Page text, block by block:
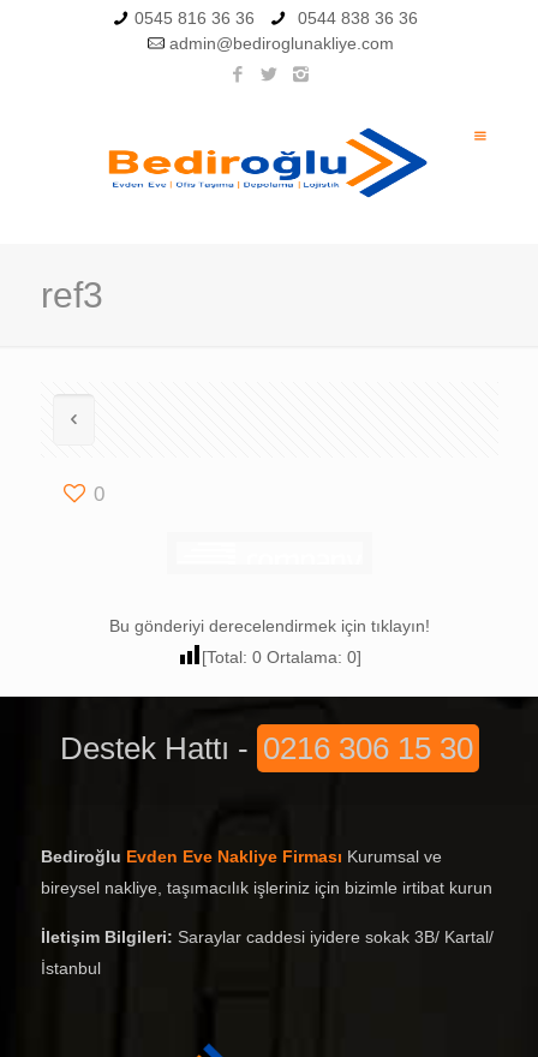
0545 816 36 36
0544 838 36 36
admin@bediroglunakliye.com
ref3
0
Bu gönderiyi derecelendirmek için tıklayın!
[Total: 0Ortalama: 0]
Destek Hattı - 0216 306 15 30
Bediroğlu Evden Eve Nakliye Firması Kurumsal ve
bireysel nakliye, taşımacılık işleriniz için bizimle irtibat kurun
İletişim Bilgileri: Saraylar caddesi iyidere sokak 3B/ Kartal/
İstanbul